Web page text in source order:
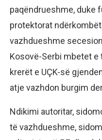
paqëndrueshme, duke
protektorat
vazhdueshme
Kosovë-Serbi mbetet
krerët e UÇK-së
atje vazhdon burgim
Ndikimi autoritar,
të vazhdueshme,